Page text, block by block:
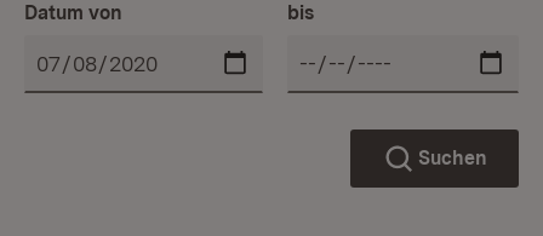
Datum von bis
Suchen